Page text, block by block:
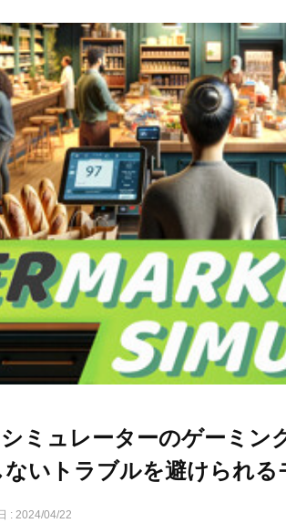
ミュレーターのゲーミン
いトラブルを避けられる
: 2024/04/22